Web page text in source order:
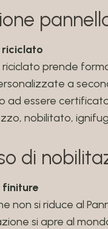
riciclato
riciclato prende
a
ad essere
nobilitato,
di
finiture
non si riduce al
si apre al